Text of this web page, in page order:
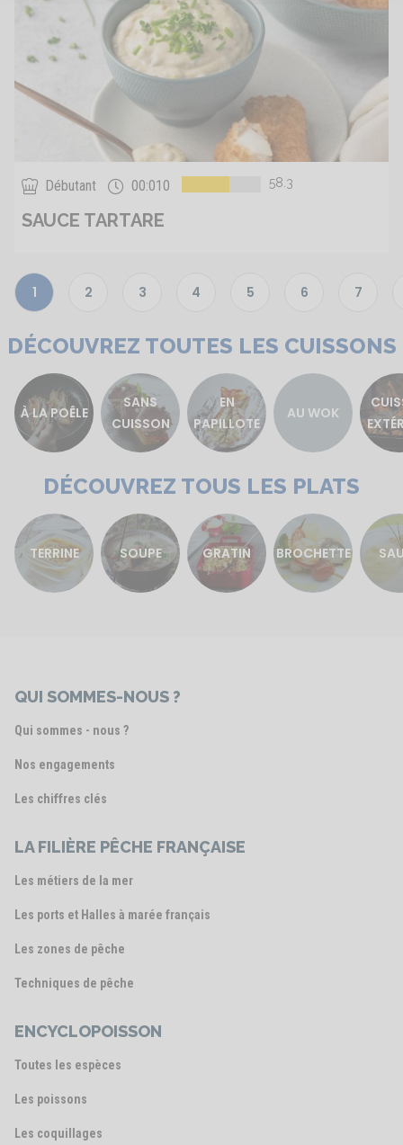
Débutant 00:010 58.3
SAUCE TARTARE
Page
courante
1 Page
2 Page
3 Page
4 Page
5 Page
6 Page
7
DÉCOUVREZ TOUTES LES CUISSONS
À LA POÊLE
SANS
CUISSON
EN
PAPILLOTE
AU WOK
DÉCOUVREZ TOUS LES PLATS
TERRINE SOUPE GRATIN BROCHETTE
QUI SOMMES-NOUS ?
Qui sommes - nous ?
Nos engagements
Les chiffres clés
LA FILIÈRE PÊCHE FRANÇAISE
Les métiers de la mer
Les ports et Halles à marée français
Les zones de pêche
Techniques de pêche
ENCYCLOPOISSON
Toutes les espèces
Les poissons
Les coquillages